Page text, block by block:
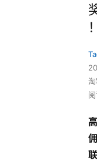
高
佣
联